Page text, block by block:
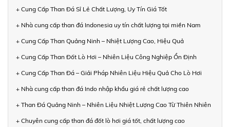
+ Cung Cấp Than Đá Sỉ Lẻ Chất Lượng, Uy Tín Giá Tốt
+ Nhà cung cấp than đá Indonesia uy tín chất lượng tại miền Nam
+ Cung Cấp Than Quảng Ninh – Nhiệt Lượng Cao, Hiệu Quả
+ Cung Cấp Than Đốt Lò Hơi – Nhiên Liệu Công Nghiệp Ổn Định
+ Cung Cấp Than Đá – Giải Pháp Nhiên Liệu Hiệu Quả Cho Lò Hơi
+ Nhà cung cấp than đá Indo nhập khẩu giá rẻ chất lượng cao
+ Than Đá Quảng Ninh – Nhiên Liệu Nhiệt Lượng Cao Từ Thiên Nhiên
+ Chuyên cung cấp than đá đốt lò hơi giá tốt, chất lượng cao